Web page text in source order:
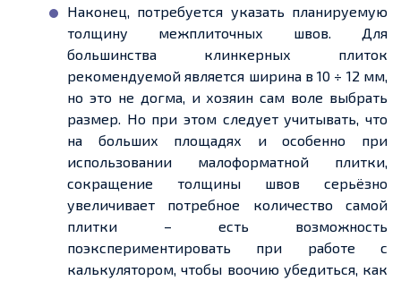
Наконец, потребуется указать планируемую
толщину межплиточных швов. Для
большинства клинкерных плиток
рекомендуемой является ширина в 10 ÷ 12 мм,
но это не догма, и хозяин сам воле выбрать
размер. Но при этом следует учитывать, что
на больших площадях и особенно при
использовании малоформатной плитки,
сокращение толщины швов серьёзно
увеличивает потребное количество самой
плитки – есть возможность
поэкспериментировать при работе с
калькулятором, чтобы воочию убедиться, как